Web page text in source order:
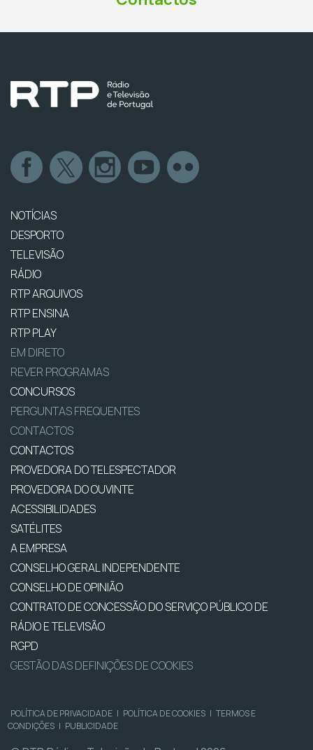
NOTÍCIAS
DESPORTO
TELEVISÃO
RÁDIO
RTP ARQUIVOS
RTP ENSINA
RTP PLAY
EM DIRETO
REVER PROGRAMAS
CONCURSOS
PERGUNTAS FREQUENTES
CONTACTOS
CONTACTOS
PROVEDORA DO TELESPECTADOR
PROVEDORA DO OUVINTE
ACESSIBILIDADES
SATÉLITES
A EMPRESA
CONSELHO GERAL INDEPENDENTE
CONSELHO DE OPINIÃO
CONTRATO DE CONCESSÃO DO SERVIÇO PÚBLICO DE
RÁDIO E TELEVISÃO
RGPD
GESTÃO DAS DEFINIÇÕES DE COOKIES
POLÍTICA DE PRIVACIDADE | POLÍTICA DE COOKIES | TERMOS E
CONDIÇÕES | PUBLICIDADE